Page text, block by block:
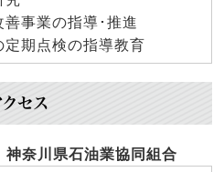
善事業の指導･推進
定期点検の指導教育
クセス
奈川県石油業協同組合